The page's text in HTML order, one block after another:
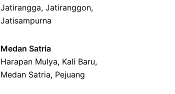
Jatirangga, Jatiranggon,
Jatisampurna
Medan Satria
Harapan Mulya, Kali Baru,
Medan Satria, Pejuang